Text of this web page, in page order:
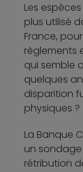
Les
plus utilisé
France,
règlements
qui semble
quelques
disparition
physiques ?
La Banque
un
rétribution